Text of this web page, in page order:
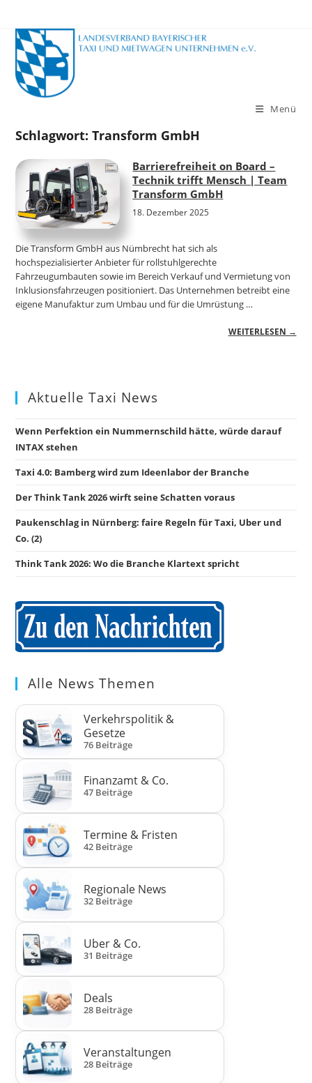
Inhalt
springen
Menü
Schlagwort:Transform GmbH
Barrierefreiheit on Board –
Technik trifft Mensch | Team
Transform GmbH
18. Dezember 2025
Die Transform GmbH aus Nümbrecht hat sich als
hochspezialisierter Anbieter für rollstuhlgerechte
Fahrzeugumbauten sowie im Bereich Verkauf und Vermietung von
Inklusionsfahrzeugen positioniert. Das Unternehmen betreibt eine
eigene Manufaktur zum Umbau und für die Umrüstung …
WEITERLESEN →
Aktuelle Taxi News
Wenn Perfektion ein Nummernschild hätte, würde darauf
INTAX stehen
Taxi 4.0: Bamberg wird zum Ideenlabor der Branche
Der Think Tank 2026 wirft seine Schatten voraus
Paukenschlag in Nürnberg: faire Regeln für Taxi, Uber und
Co. (2)
Think Tank 2026: Wo die Branche Klartext spricht
Alle News Themen
Verkehrspolitik &
Gesetze
76 Beiträge
Finanzamt & Co.
47 Beiträge
Termine & Fristen
42 Beiträge
Regionale News
32 Beiträge
Uber & Co.
31 Beiträge
Deals
28 Beiträge
Veranstaltungen
28 Beiträge